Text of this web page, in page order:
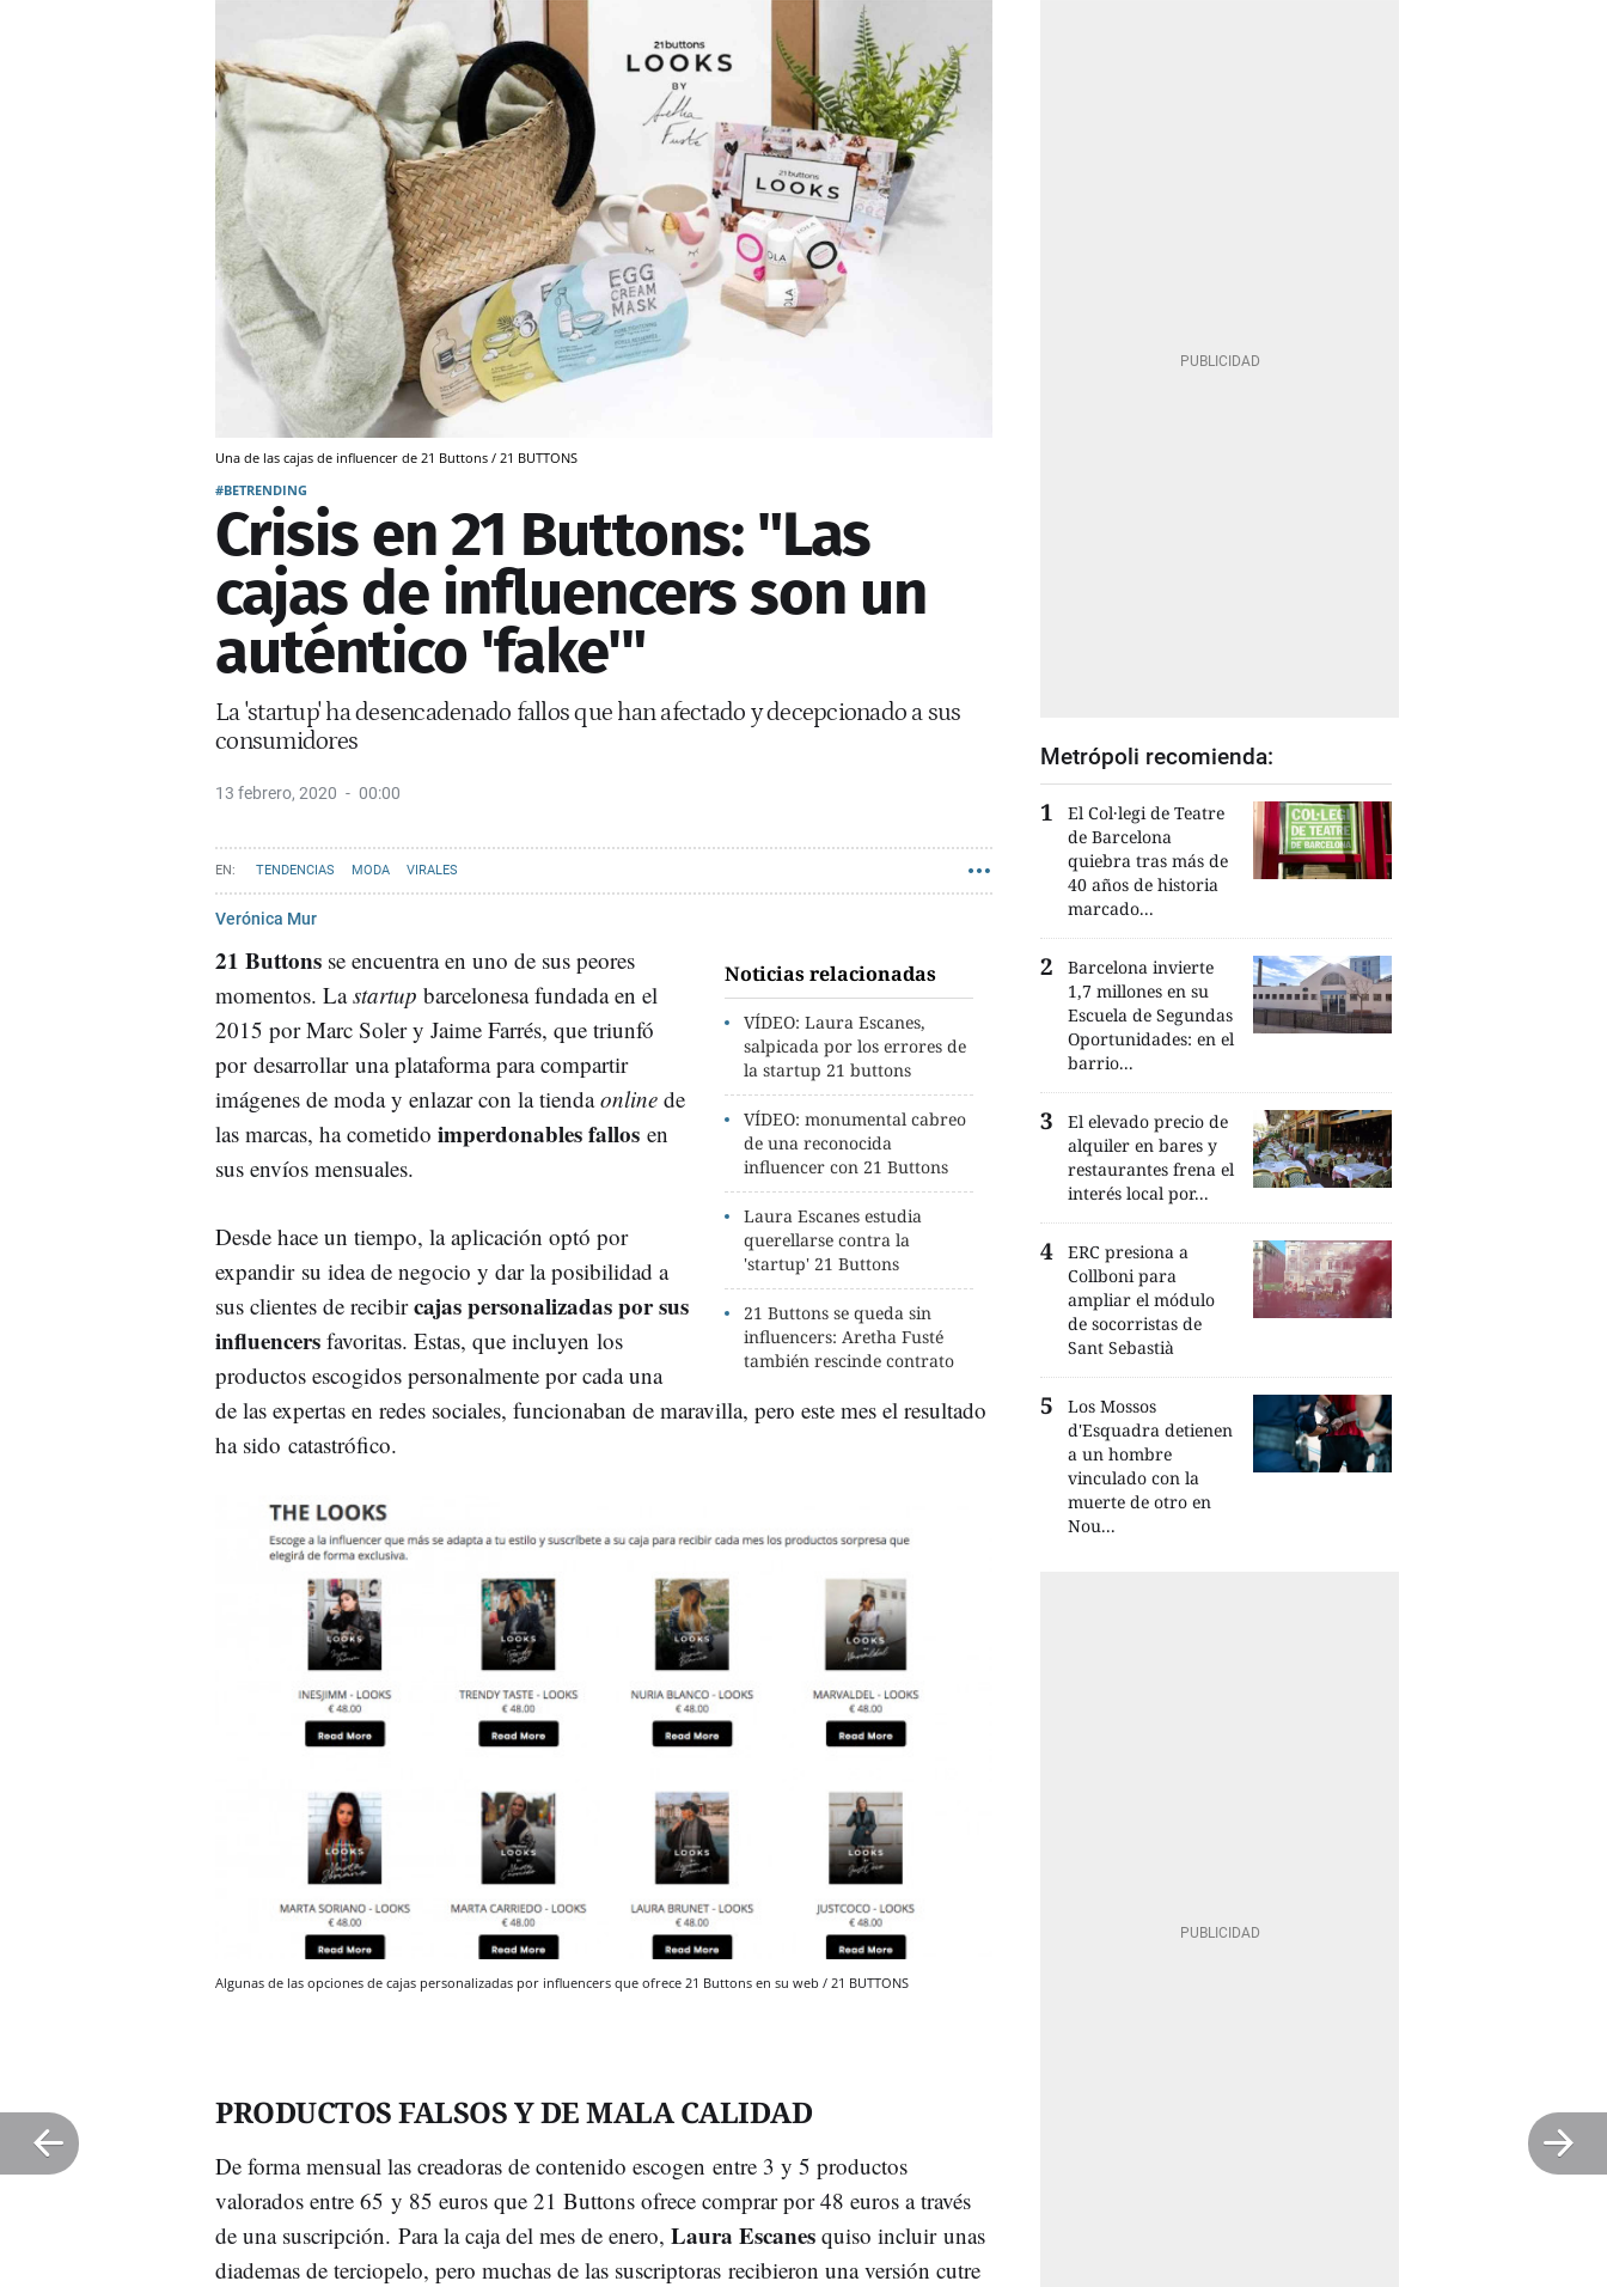
Una de las cajas de influencer de 21 Buttons / 21 BUTTONS
#BETRENDING
Crisis en 21 Buttons: "Las
cajas de influencers son un
auténtico 'fake'"
La 'startup' ha desencadenado fallos que han afectado y decepcionado a sus
consumidores
13 febrero, 2020 00:00
TENDENCIAS MODA VIRALES
Verónica Mur
Noticias relacionadas
VÍDEO: Laura Escanes,
salpicada por los errores de
la startup 21 buttons
VÍDEO: monumental cabreo
de una reconocida
influencer con 21 Buttons
Laura Escanes estudia
querellarse contra la
'startup' 21 Buttons
21 Buttons se queda sin
influencers: Aretha Fusté
también rescinde contrato
21 Buttons se encuentra en uno de sus peores
momentos. Lastartup barcelonesa fundada en el
2015 por Marc Soler y Jaime Farrés, que triunfó
por desarrollar una plataforma para compartir
imágenes de moda y enlazar con la tiendaonline de
las marcas, ha cometido imperdonables fallos en
sus envíos mensuales.
Desde hace un tiempo, la aplicación optó por
expandir su idea de negocio y dar la posibilidad a
sus clientes de recibircajas personalizadas por sus
influencers favoritas. Estas, que incluyen los
productos escogidos personalmente por cada una
de las expertas en redes sociales, funcionaban de maravilla, pero este mes el resultado
ha sido catastrófico.
Algunas de las opciones de cajas personalizadas por influencers que ofrece 21 Buttons en su web / 21 BUTTONS
PRODUCTOS FALSOS Y DE MALA CALIDAD
De forma mensual las creadoras de contenido escogen entre 3 y 5 productos
valorados entre 65 y 85 euros que 21 Buttons ofrece comprar por 48 euros a través
de una suscripción. Para la caja del mes de enero, Laura Escanes quiso incluir unas
diademas de terciopelo, pero muchas de las suscriptoras recibieron una versión cutre
Metrópoli recomienda:
El Col·legi de Teatre
de Barcelona
quiebra tras más de
40 años de historia
marcado...
Barcelona invierte
1,7 millones en su
Escuela de Segundas
Oportunidades: en el
barrio...
El elevado precio de
alquiler en bares y
restaurantes frena el
interés local por...
ERC presiona a
Collboni para
ampliar el módulo
de socorristas de
Sant Sebastià
Los Mossos
d'Esquadra detienen
a un hombre
vinculado con la
muerte de otro en
Nou...